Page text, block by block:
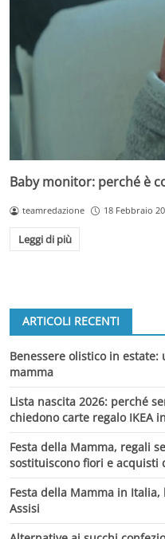
Baby monitor: perché è
teamredazione 18 Febbraio
Leggi di più
ARTICOLI RECENTI
Benessere olistico in
mamma
Lista nascita 2026: perché
chiedono carte regalo IKEA
Festa della Mamma, regali
sostituiscono fiori e acquisti
Festa della Mamma in
Assisi